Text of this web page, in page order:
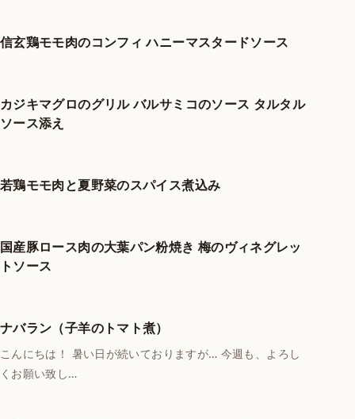
信玄鶏モモ肉のコンフィ ハニーマスタードソース
カジキマグロのグリル バルサミコのソース タルタル
ソース添え
若鶏モモ肉と夏野菜のスパイス煮込み
国産豚ロース肉の大葉パン粉焼き 梅のヴィネグレッ
トソース
ナバラン（子羊のトマト煮）
こんにちは！ 暑い日が続いておりますが… 今週も、よろし
くお願い致し…